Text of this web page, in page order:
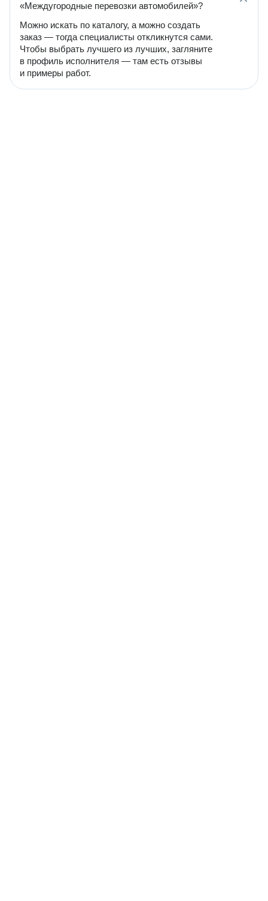
«Междугородные перевозки автомобилей»?
Можно искать по каталогу, а можно создать
заказ — тогда специалисты откликнутся сами.
Чтобы выбрать лучшего из лучших, загляните
в профиль исполнителя — там есть отзывы
и примеры работ.